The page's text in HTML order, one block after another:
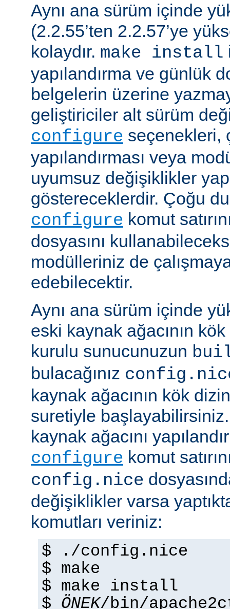
Aynı ana sürüm içinde
(2.2.55’ten 2.2.57’ye
kolaydır. make install
yapılandırma ve günlük
belgelerin üzerine
geliştiriciler alt sürüm
configure seçenekleri,
yapılandırması veya
uyumsuz değişiklikler
göstereceklerdir. Çoğu
configure komut
dosyasını
modülleriniz de
edebilecektir.
Aynı ana sürüm içinde
eski kaynak ağacının
kurulu sunucunuzun
bulacağınız
kaynak ağacının kök
suretiyle
kaynak ağacını
configure komut
config.nice
değişiklikler varsa
komutları veriniz:
$ ./config.nice
$ make
$ make install
$ ÖNEK/bin/